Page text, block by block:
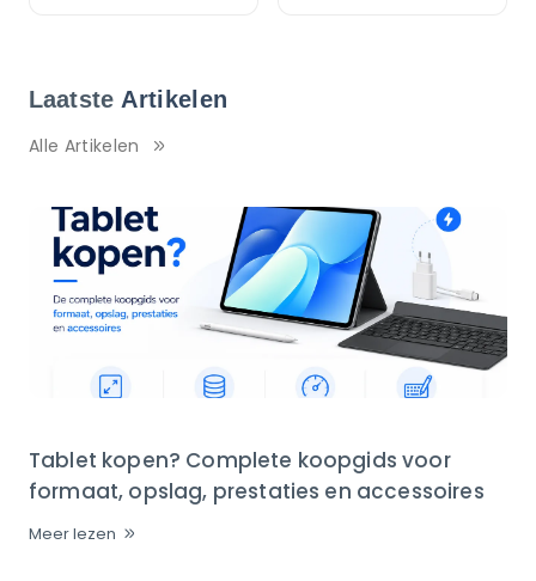
Laatste Artikelen
Alle Artikelen
Tablet kopen? Complete koopgids voor
formaat, opslag, prestaties en accessoires
Meer lezen